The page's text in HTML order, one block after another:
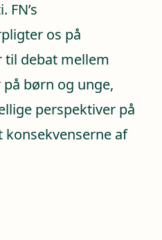
FN’s
os på
til debat mellem
børn og unge,
perspektiver på
af